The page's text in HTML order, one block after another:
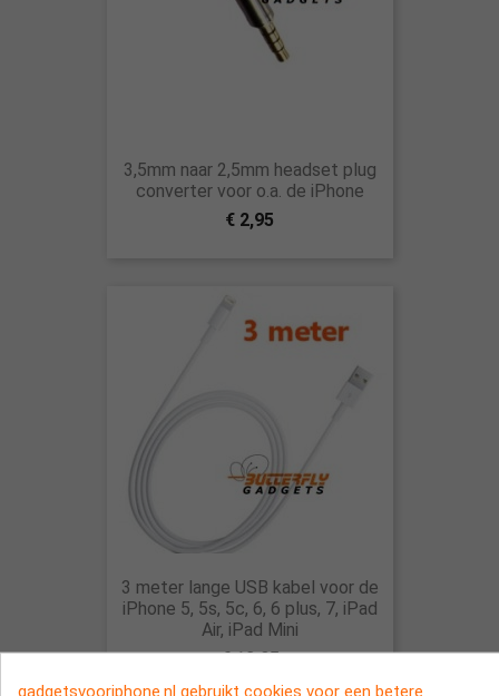
3,5mm naar 2,5mm headset plug
converter voor o.a. de iPhone
€ 2,95
3 meter lange USB kabel voor de
iPhone 5, 5s, 5c, 6, 6 plus, 7, iPad
Air, iPad Mini
€ 12,95
gadgetsvooriphone.nl gebruikt cookies voor een betere